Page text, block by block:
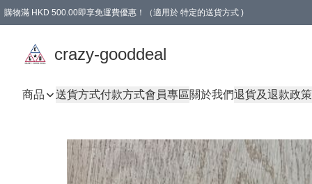
購物滿 HKD 500.00即享免運費優惠！（適用於 特定的送貨方式 )
crazy-gooddeal
商品 送貨方式付款方式會員專區關於我們退貨及退款政策